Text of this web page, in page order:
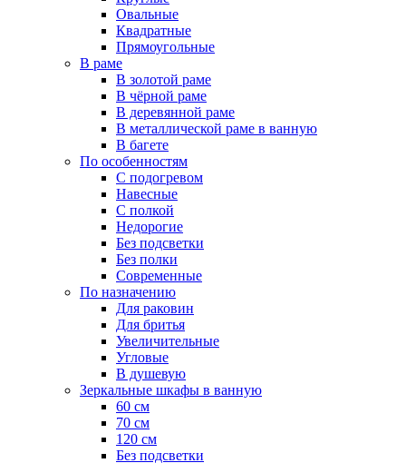
Овальные
Квадратные
Прямоугольные
В раме
В золотой раме
В чёрной раме
В деревянной раме
В металлической раме в ванную
В багете
По особенностям
С подогревом
Навесные
С полкой
Недорогие
Без подсветки
Без полки
Современные
По назначению
Для раковин
Для бритья
Увеличительные
Угловые
В душевую
Зеркальные шкафы в ванную
60 см
70 см
120 см
Без подсветки